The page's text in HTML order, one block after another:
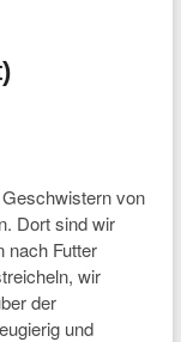
von
Dort sind wir
nach Futter
wir
der
und